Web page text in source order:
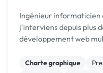
Ingénieur
j'interviens depuis plus
développement web
complète alliant q
Charte graphique